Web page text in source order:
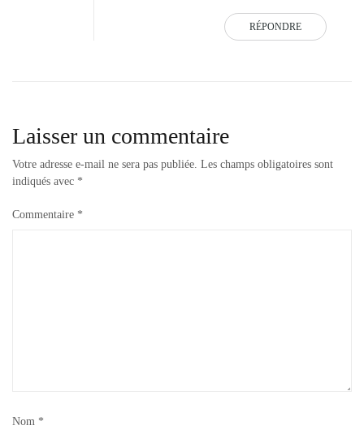
RÉPONDRE
Laisser un commentaire
Votre adresse e-mail ne sera pas publiée. Les champs obligatoires sont
indiqués avec *
Commentaire *
Nom *